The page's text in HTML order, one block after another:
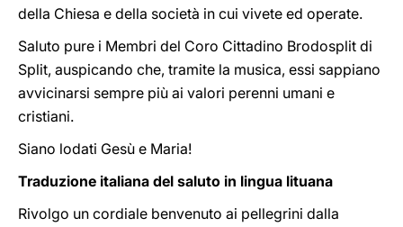
della Chiesa e della società in cui vivete ed operate.
Saluto pure i Membri del Coro Cittadino Brodosplit di
Split, auspicando che, tramite la musica, essi sappiano
avvicinarsi sempre più ai valori perenni umani e
cristiani.
Siano lodati Gesù e Maria!
Traduzione italiana del saluto in lingua lituana
Rivolgo un cordiale benvenuto ai pellegrini dalla